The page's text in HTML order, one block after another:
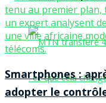
Smartphones :
adopter le